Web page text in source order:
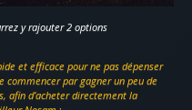
y rajouter 2 options
et efficace pour ne pas dépenser
commencer par gagner un peu de
afin d’acheter directement la